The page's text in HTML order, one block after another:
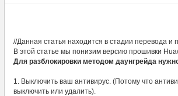
//Данная статья находится в стадии перевода и
В этой статье мы понизим версию прошивки
Для разблокировки методом даунгрейда
1. Выключить ваш антивирус. (Потому что
выключить или удалить).